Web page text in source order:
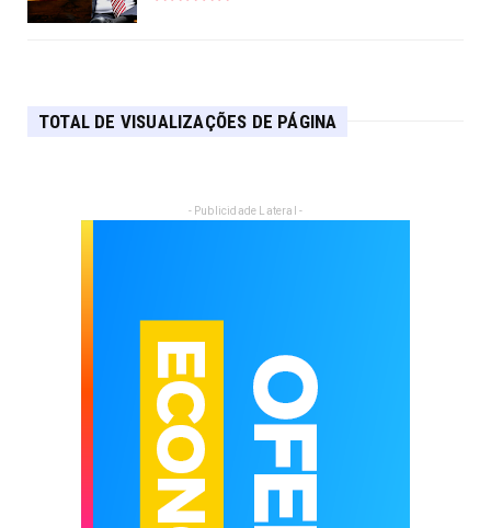
TOTAL DE VISUALIZAÇÕES DE PÁGINA
- Publicidade Lateral -